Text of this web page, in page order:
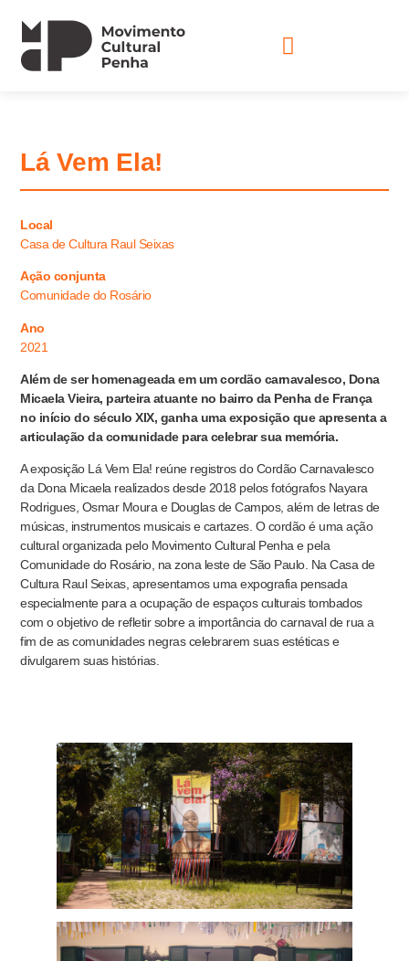
Lá Vem Ela!
Local
Casa de Cultura Raul Seixas
Ação conjunta
Comunidade do Rosário
Ano
2021
Além de ser homenageada em um cordão carnavalesco, Dona
Micaela Vieira, parteira atuante no bairro da Penha de França
no início do século XIX, ganha uma exposição que apresenta a
articulação da comunidade para celebrar sua memória.
A exposição Lá Vem Ela! reúne registros do Cordão Carnavalesco
da Dona Micaela realizados desde 2018 pelos fotógrafos Nayara
Rodrigues, Osmar Moura e Douglas de Campos, além de letras de
músicas, instrumentos musicais e cartazes. O cordão é uma ação
cultural organizada pelo Movimento Cultural Penha e pela
Comunidade do Rosário, na zona leste de São Paulo. Na Casa de
Cultura Raul Seixas, apresentamos uma expografia pensada
especialmente para a ocupação de espaços culturais tombados
com o objetivo de refletir sobre a importância do carnaval de rua a
fim de as comunidades negras celebrarem suas estéticas e
divulgarem suas histórias.